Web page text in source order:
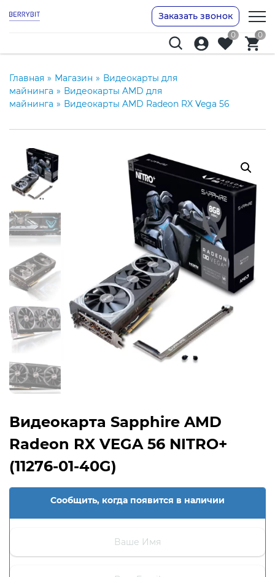
Заказать звонок
0 0
Главная » Магазин » Видеокарты для
майнинга » Видеокарты AMD для
майнинга » Видеокарты AMD Radeon RX Vega 56
Видеокарта Sapphire AMD
Radeon RX VEGA 56 NITRO+
(11276-01-40G)
Сообщить, когда появится в наличии